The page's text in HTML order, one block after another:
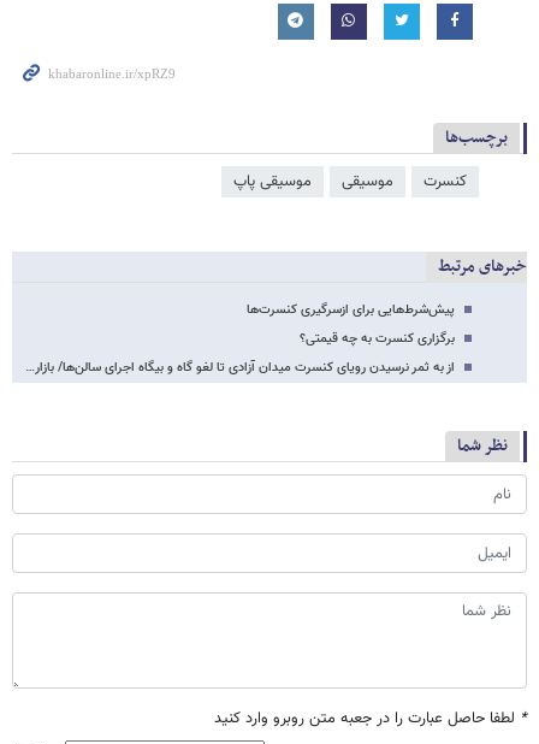
برچسب‌ها
کنسرت موسیقی موسیقی پاپ
خبرهای مرتبط
پیش‌شرط‌هایی برای ازسرگیری کنسرت‌ها
برگزاری کنسرت به چه قیمتی؟
از به ثمر نرسیدن رویای کنسرت میدان آزادی تا لغو گاه و بیگاه اجرای سالن‌ها/ بازار…
نظر شما
* لطفا حاصل عبارت را در جعبه متن روبرو وارد کنید